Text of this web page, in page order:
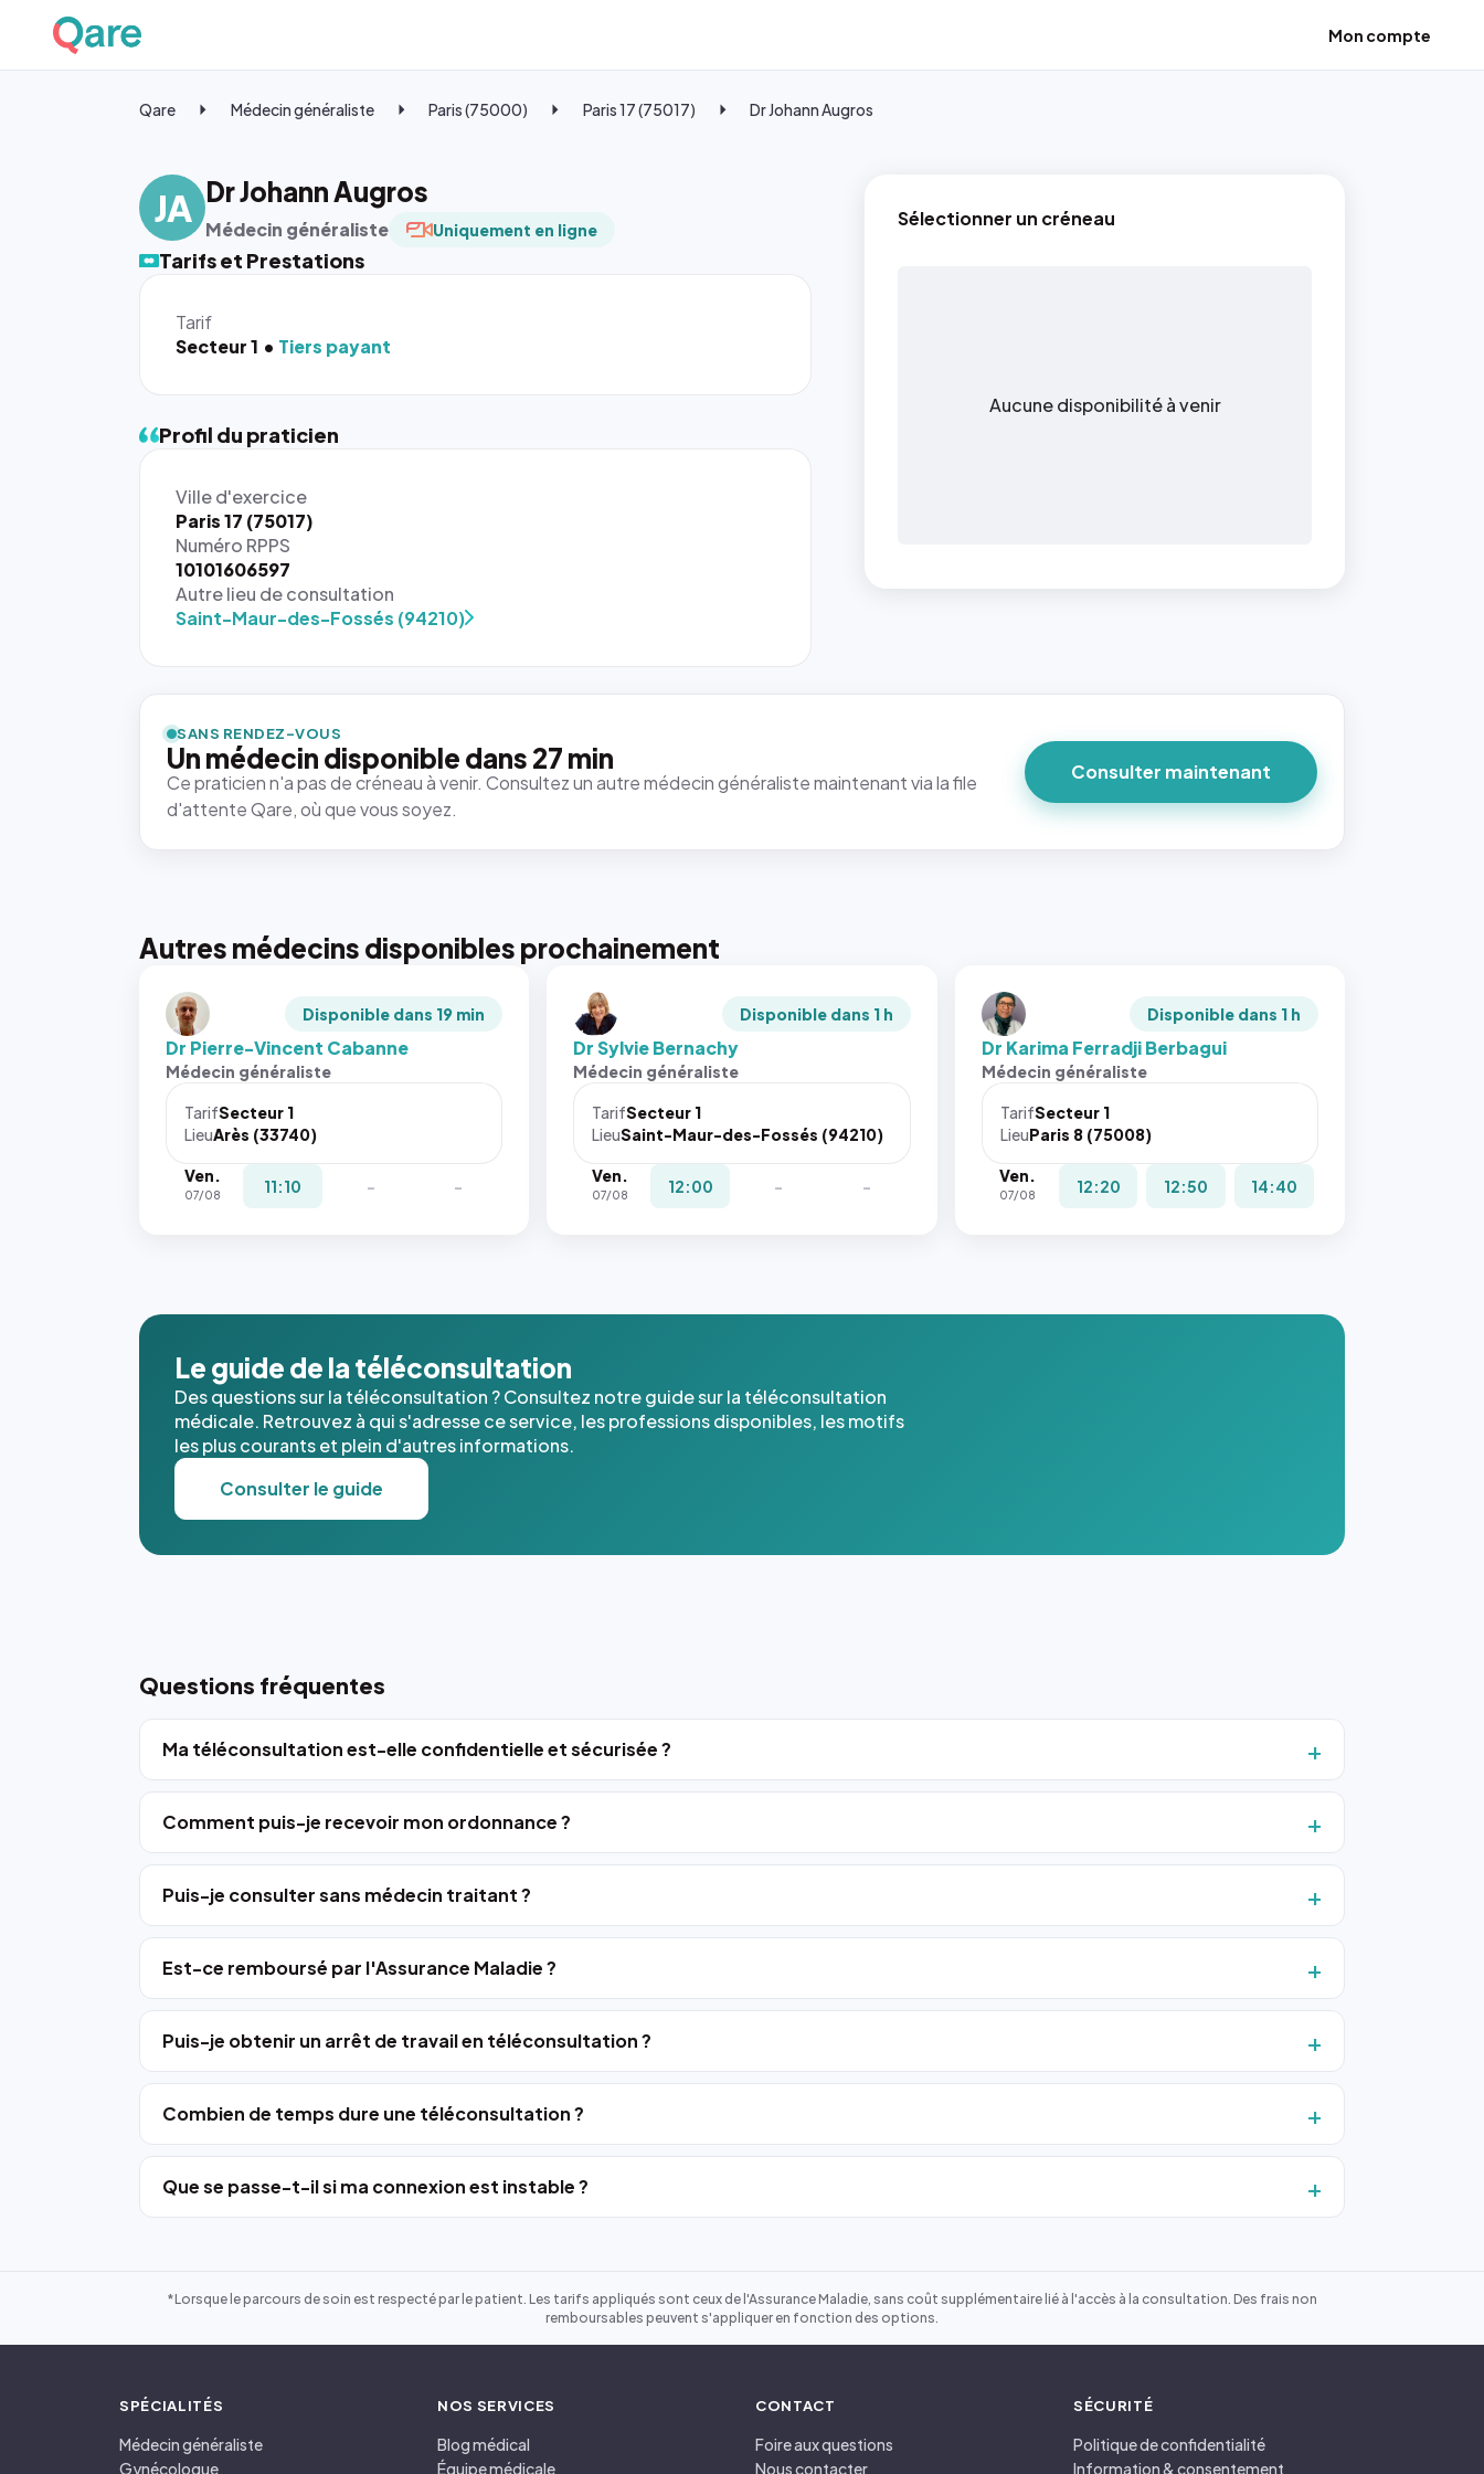
Mon compte
Qare Médecin généraliste Paris (75000) Paris 17 (75017) Dr Johann Augros
JA Dr Johann Augros
Médecin généraliste Uniquement en ligne
Tarifs et Prestations
Tarif
Secteur 1
Tiers payant
Sélectionner un créneau
Aucune disponibilité à venir
Profil du praticien
Ville d'exercice
Paris 17 (75017)
Numéro RPPS
10101606597
Autre lieu de consultation
Saint-Maur-des-Fossés (94210)
SANS RENDEZ-VOUS
Un médecin disponible dans 27 min
Ce praticien n'a pas de créneau à venir. Consultez un autre médecin généraliste maintenant via la file
d'attente Qare, où que vous soyez.
Consulter maintenant
Autres médecins disponibles prochainement
Disponible dans 19 min
Dr Pierre-Vincent Cabanne
Médecin généraliste
TarifSecteur 1
LieuArès (33740)
Ven.
07/08 11:10 - -
Disponible dans 1 h
Dr Sylvie Bernachy
Médecin généraliste
TarifSecteur 1
LieuSaint-Maur-des-Fossés (94210)
Ven.
07/08 12:00 - -
Disponible dans 1 h
Dr Karima Ferradji Berbagui
Médecin généraliste
TarifSecteur 1
LieuParis 8 (75008)
Ven.
07/08 12:20 12:50 14:40
Le guide de la téléconsultation
Des questions sur la téléconsultation ? Consultez notre guide sur la téléconsultation
médicale. Retrouvez à qui s'adresse ce service, les professions disponibles, les motifs
les plus courants et plein d'autres informations.
Consulter le guide
Questions fréquentes
Ma téléconsultation est-elle confidentielle et sécurisée ?
Comment puis-je recevoir mon ordonnance ?
Puis-je consulter sans médecin traitant ?
Est-ce remboursé par l'Assurance Maladie ?
Puis-je obtenir un arrêt de travail en téléconsultation ?
Combien de temps dure une téléconsultation ?
Que se passe-t-il si ma connexion est instable ?
*Lorsque le parcours de soin est respecté par le patient. Les tarifs appliqués sont ceux de l'Assurance Maladie, sans coût supplémentaire lié à l'accès à la consultation. Des frais non
remboursables peuvent s'appliquer en fonction des options.
SPÉCIALITÉS
Médecin généraliste
Gynécologue
NOS SERVICES
Blog médical
Équipe médicale
CONTACT
Foire aux questions
Nous contacter
SÉCURITÉ
Politique de confidentialité
Information & consentement